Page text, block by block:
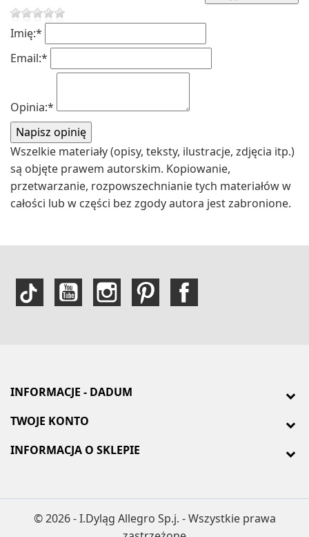
Imię:*
Email:*
Opinia:*
Wszelkie materiały (opisy, teksty, ilustracje, zdjęcia itp.)
są objęte prawem autorskim. Kopiowanie,
przetwarzanie, rozpowszechnianie tych materiałów w
całości lub w części bez zgody autora jest zabronione.
INFORMACJE - DADUM
TWOJE KONTO
INFORMACJA O SKLEPIE
© 2026 - I.Dyląg Allegro Sp.j. - Wszystkie prawa